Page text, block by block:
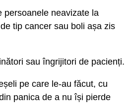
persoanele neavizate la
tip cancer sau boli așa zis
sau îngrijitori de pacienți.
pe care le-au făcut, cu
panica de a nu își pierde